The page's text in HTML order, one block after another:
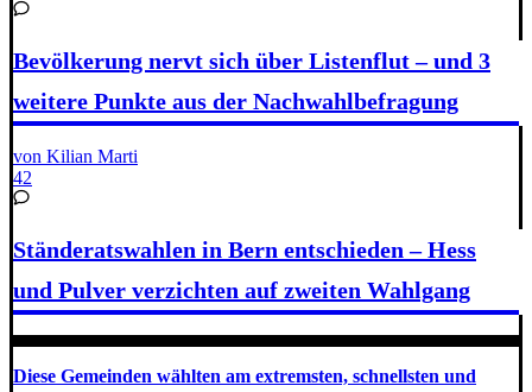
Bevölkerung nervt sich über Listenflut – und 3
weitere Punkte aus der Nachwahlbefragung
von Kilian Marti
42
Ständeratswahlen in Bern entschieden – Hess
und Pulver verzichten auf zweiten Wahlgang
Diese Gemeinden wählten am extremsten, schnellsten und